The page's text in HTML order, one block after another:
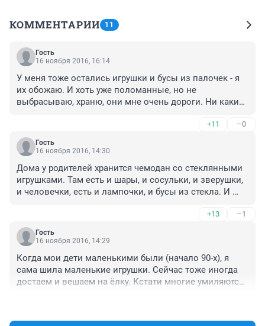
КОММЕНТАРИИ 11
Гость
16 ноября 2016, 16:14
У меня тоже остались игрушки и бусы из палочек - я
их обожаю. И хоть уже поломанные, но не
выбрасываю, храню, они мне очень дороги. Ни какие
есть шарики - зеленый и розовый с бабочками
внутри. В старых игрушках своя энегетика и
притягательность - и цвета(оттенки) у них были
больше любила розовые и алые шарики - такого
алого сейчас вообще нет. Современные тоже
покупаю, есть еще фабрики, где делают хорошие
+11 –0
Гость
16 ноября 2016, 14:30
Дома у родителей хранится чемодан со стеклянными
игрушками. Там есть и шары, и сосульки, и зверушки,
и человечки, есть и лампочки, и бусы из стекла. И
В детстве любимыми были шарики: на одном
нарисованы колоски,которые светились в темноте, а
другой шарик был со снегирем. Еще есть любимый
всегда был связан со сказкой!
+13 –1
Гость
16 ноября 2016, 14:29
Когда мои дети маленькими были (начало 90-х), я
сама шила маленькие игрушки. Сейчас тоже иногда
достаем и вешаем на ёлку. Кстати многие умиляются,